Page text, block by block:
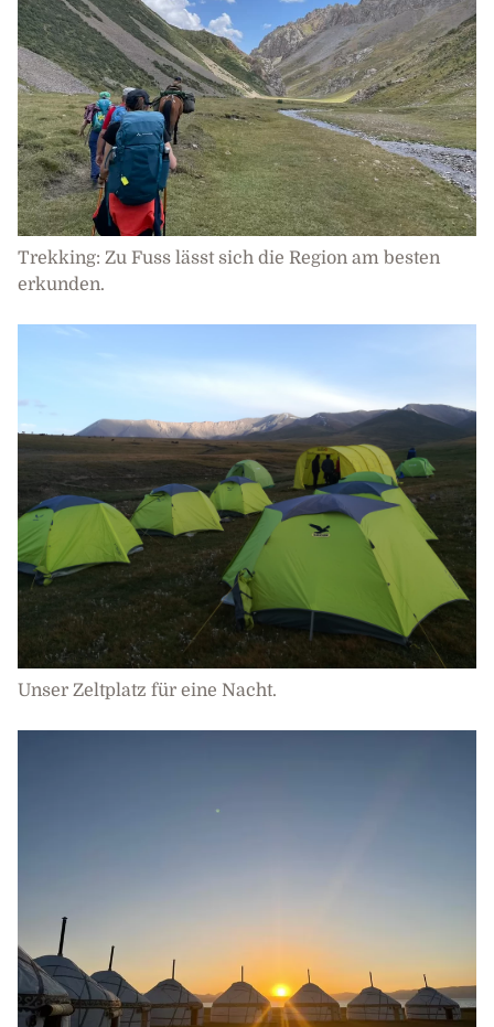
Trekking: Zu Fuss lässt sich die Region am besten
erkunden.
Unser Zeltplatz für eine Nacht.